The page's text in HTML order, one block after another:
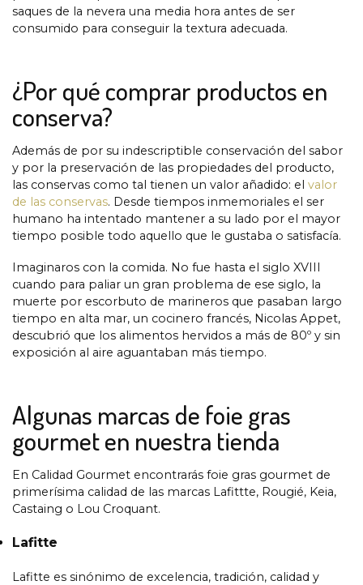
saques de la nevera una media hora antes de ser
consumido para conseguir la textura adecuada.
¿Por qué comprar productos en
conserva?
Además de por su indescriptible conservación del sabor
y por la preservación de las propiedades del producto,
las conservas como tal tienen un valor añadido: el valor
de las conservas. Desde tiempos inmemoriales el ser
humano ha intentado mantener a su lado por el mayor
tiempo posible todo aquello que le gustaba o satisfacía.
Imaginaros con la comida. No fue hasta el siglo XVIII
cuando para paliar un gran problema de ese siglo, la
muerte por escorbuto de marineros que pasaban largo
tiempo en alta mar, un cocinero francés, Nicolas Appet,
descubrió que los alimentos hervidos a más de 80º y sin
exposición al aire aguantaban más tiempo.
Algunas marcas de foie gras
gourmet en nuestra tienda
En Calidad Gourmet encontrarás foie gras gourmet de
primerísima calidad de las marcas Lafittte, Rougié, Keia,
Castaing o Lou Croquant.
Lafitte
Lafitte es sinónimo de excelencia, tradición, calidad y